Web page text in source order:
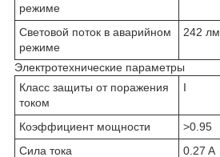
режиме
Световой поток в аварийном
режиме
242 лм
Электротехнические параметры
Класс защиты от поражения
током
I
Коэффициент мощности
>0.95
Сила тока
0.27 A